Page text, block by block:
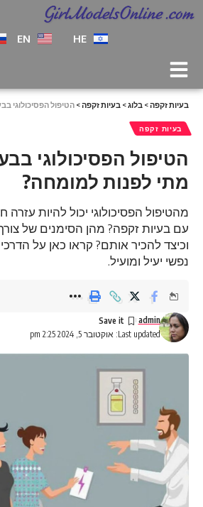
HE
EN
בעיות זקפה> בלוג> בעיות זקפה> הטיפול הפסיכולוגי
בעיות זקפה
הטיפול הפסיכולוגי
מתי לפנות למומחה?
מהטיפול הפסיכולוגי יכול להיות
עם בעיות זקפה? מהן הסימנים של
וכיצד להכיר אותם? קראו כאן על
נפשי יעיל ומועיל.
Last updated: אוקטובר 5, 2024 2:25 pm
admin